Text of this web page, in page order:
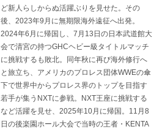
ど新人らしからぬ活躍ぶりを見せた。その
後、2023年9月に無期限海外遠征へ出発。
2024年6月に帰国し、7月13日の日本武道館大
会で清宮の持つGHCヘビー級タイトルマッチ
に挑戦するも敗北。同年秋に再び海外修行へ
と旅立ち、アメリカのプロレス団体WWEの傘
下で世界中からプロレス界のトップを目指す
若手が集うNXTに参戦。NXT王座に挑戦する
など活躍を見せ、2025年10月に帰国。11月8
日の後楽園ホール大会で当時の王者・KENTA